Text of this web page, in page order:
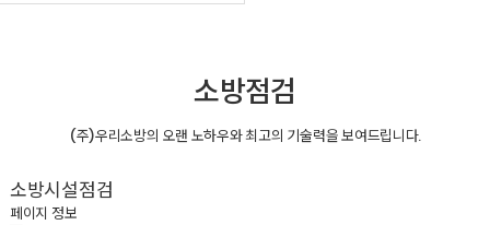
소방점검
(주)우리소방의 오랜 노하우와 최고의 기술력을 보여드립니다.
소방시설점검
페이지 정보